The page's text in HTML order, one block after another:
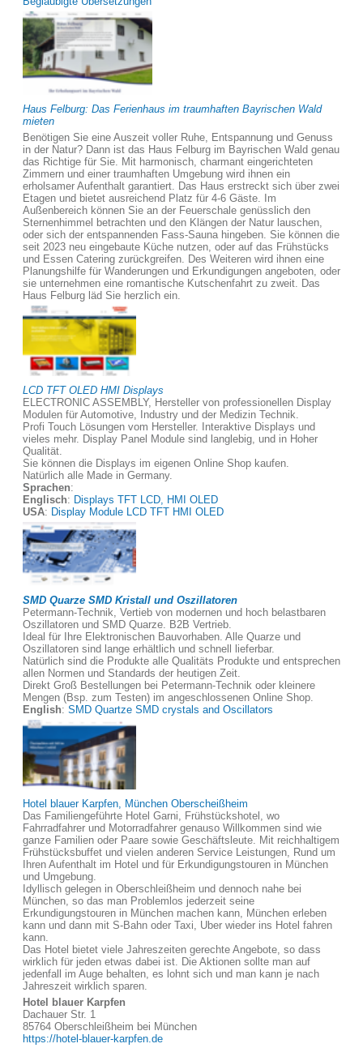
Haus Felburg: Das Ferienhaus im traumhaften Bayrischen Wald
mieten
Benötigen Sie eine Auszeit voller Ruhe, Entspannung und Genuss
in der Natur? Dann ist das Haus Felburg im Bayrischen Wald genau
das Richtige für Sie. Mit harmonisch, charmant eingerichteten
Zimmern und einer traumhaften Umgebung wird ihnen ein
erholsamer Aufenthalt garantiert. Das Haus erstreckt sich über zwei
Etagen und bietet ausreichend Platz für 4-6 Gäste. Im
Außenbereich können Sie an der Feuerschale genüsslich den
Sternenhimmel betrachten und den Klängen der Natur lauschen,
oder sich der entspannenden Fass-Sauna hingeben. Sie können die
seit 2023 neu eingebaute Küche nutzen, oder auf das Frühstücks
und Essen Catering zurückgreifen. Des Weiteren wird ihnen eine
Planungshilfe für Wanderungen und Erkundigungen angeboten, oder
sie unternehmen eine romantische Kutschenfahrt zu zweit. Das
Haus Felburg läd Sie herzlich ein.
LCD TFT OLED HMI Displays
ELECTRONIC ASSEMBLY, Hersteller von professionellen Display
Modulen für Automotive, Industry und der Medizin Technik.
Profi Touch Lösungen vom Hersteller. Interaktive Displays und
vieles mehr. Display Panel Module sind langlebig, und in Hoher
Qualität.
Sie können die Displays im eigenen Online Shop kaufen.
Natürlich alle Made in Germany.
Sprachen:
Englisch: Displays TFT LCD, HMI OLED
USA: Display Module LCD TFT HMI OLED
SMD Quarze SMD Kristall und Oszillatoren
Petermann-Technik, Vertieb von modernen und hoch belastbaren
Oszillatoren und SMD Quarze. B2B Vertrieb.
Ideal für Ihre Elektronischen Bauvorhaben. Alle Quarze und
Oszillatoren sind lange erhältlich und schnell lieferbar.
Natürlich sind die Produkte alle Qualitäts Produkte und entsprechen
allen Normen und Standards der heutigen Zeit.
Direkt Groß Bestellungen bei Petermann-Technik oder kleinere
Mengen (Bsp. zum Testen) im angeschlossenen Online Shop.
English: SMD Quartze SMD crystals and Oscillators
Hotel blauer Karpfen, München Oberscheißheim
Das Familiengeführte Hotel Garni, Frühstückshotel, wo
Fahrradfahrer und Motorradfahrer genauso Willkommen sind wie
ganze Familien oder Paare sowie Geschäftsleute. Mit reichhaltigem
Frühstücksbuffet und vielen anderen Service Leistungen, Rund um
Ihren Aufenthalt im Hotel und für Erkundigungstouren in München
und Umgebung.
Idyllisch gelegen in Oberschleißheim und dennoch nahe bei
München, so das man Problemlos jederzeit seine
Erkundigungstouren in München machen kann, München erleben
kann und dann mit S-Bahn oder Taxi, Uber wieder ins Hotel fahren
kann.
Das Hotel bietet viele Jahreszeiten gerechte Angebote, so dass
wirklich für jeden etwas dabei ist. Die Aktionen sollte man auf
jedenfall im Auge behalten, es lohnt sich und man kann je nach
Jahreszeit wirklich sparen.
Hotel blauer Karpfen
Dachauer Str. 1
85764 Oberschleißheim bei München
https://hotel-blauer-karpfen.de